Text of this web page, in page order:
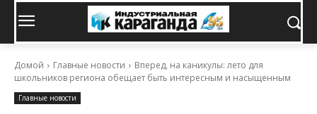
Домой Главные новости
Вперед, на каникулы: лето для
школьников региона обещает быть интересным и насыщенным
Главные новости